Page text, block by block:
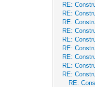
RE:
RE:
RE:
RE:
RE:
RE:
RE:
RE:
RE:
RE: